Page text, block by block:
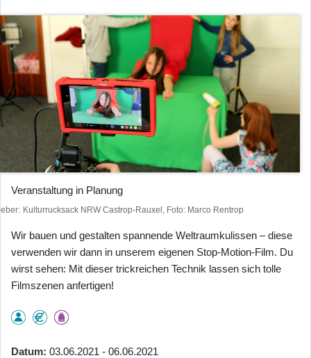
Veranstaltung in Planung
Kulturrucksack NRW Castrop-Rauxel, Foto: Marco Rentrop
Wir bauen und gestalten spannende Weltraumkulissen – diese
verwenden wir dann in unserem eigenen Stop-Motion-Film. Du
wirst sehen: Mit dieser trickreichen Technik lassen sich tolle
Filmszenen anfertigen!
Datum 03.06.2021 - 06.06.2021